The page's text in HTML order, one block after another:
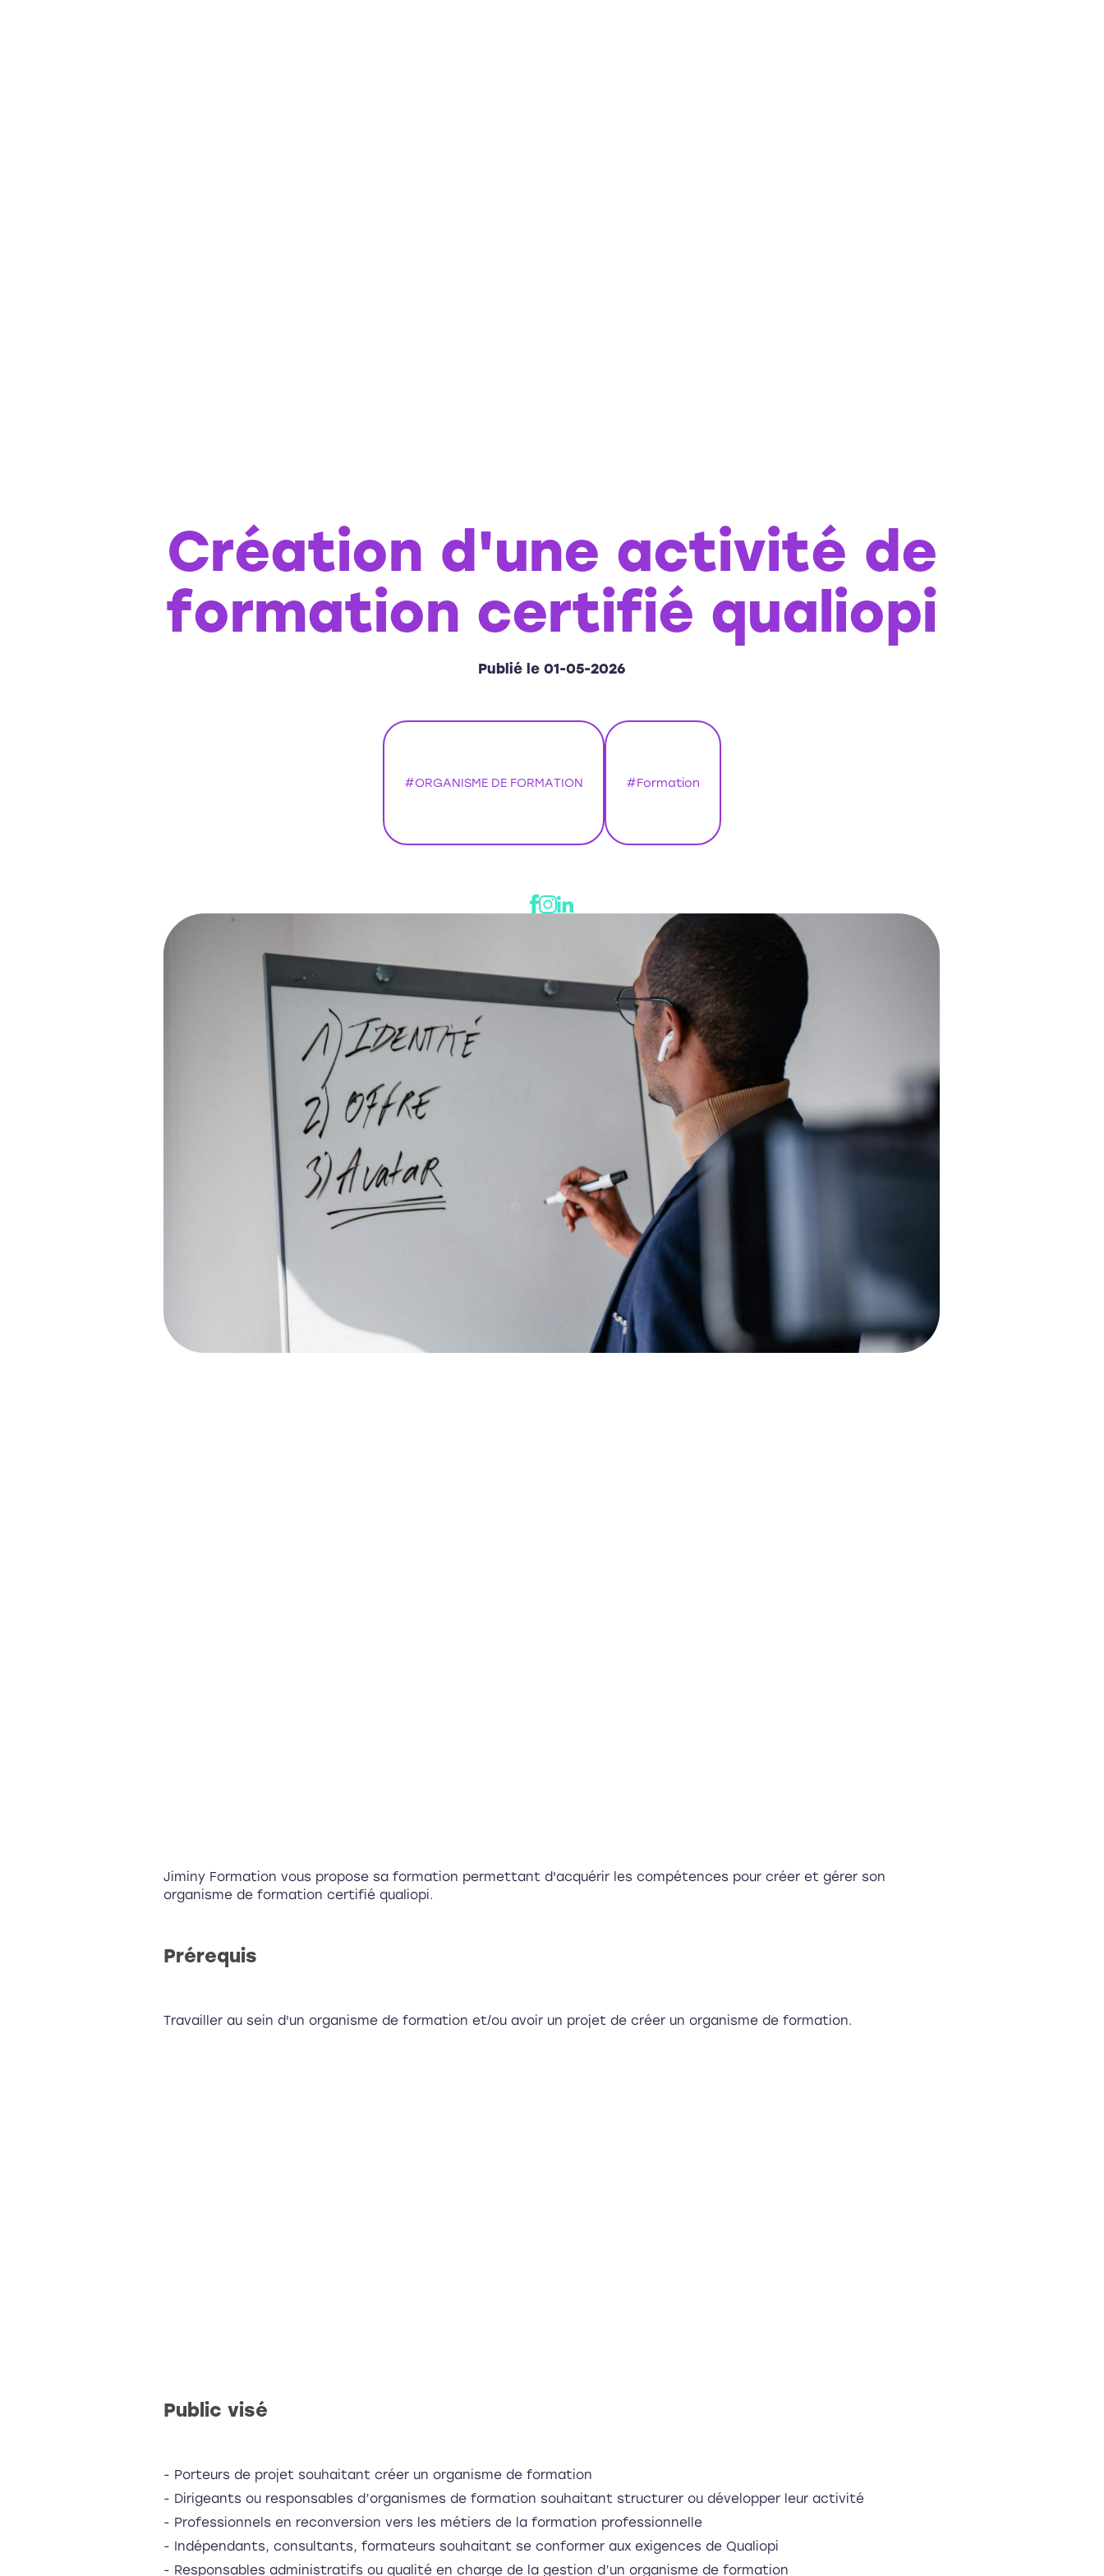
Création d'une activité de
formation certifié qualiopi
Publié le 01-05-2026
#ORGANISME DE FORMATION #Formation
Jiminy Formation vous propose sa formation permettant d'acquérir les compétences pour créer et gérer son
organisme de formation certifié qualiopi.
Prérequis
Travailler au sein d'un organisme de formation et/ou avoir un projet de créer un organisme de formation.
Public visé
- Porteurs de projet souhaitant créer un organisme de formation
- Dirigeants ou responsables d’organismes de formation souhaitant structurer ou développer leur activité
- Professionnels en reconversion vers les métiers de la formation professionnelle
- Indépendants, consultants, formateurs souhaitant se conformer aux exigences de Qualiopi
- Responsables administratifs ou qualité en charge de la gestion d’un organisme de formation